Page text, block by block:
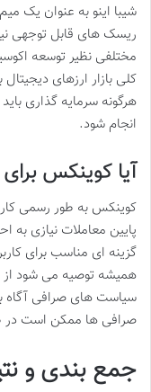
شیبا اینو به عنوان یک
ریسک های قابل توجهی
مختلفی نظیر توسعه
کلی بازار ارزهای
هرگونه سرمایه گذاری
انجام شود.
آیا کوینکس
کوینکس به طور رسمی
گزینه ای مناسب برای
سیاست های صرافی آگاه
صرافی ها ممکن است در
جمع بندی و